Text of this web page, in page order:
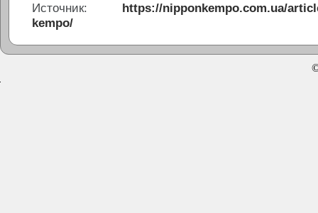
Источник: https://nipponkempo.com.ua/
kempo/